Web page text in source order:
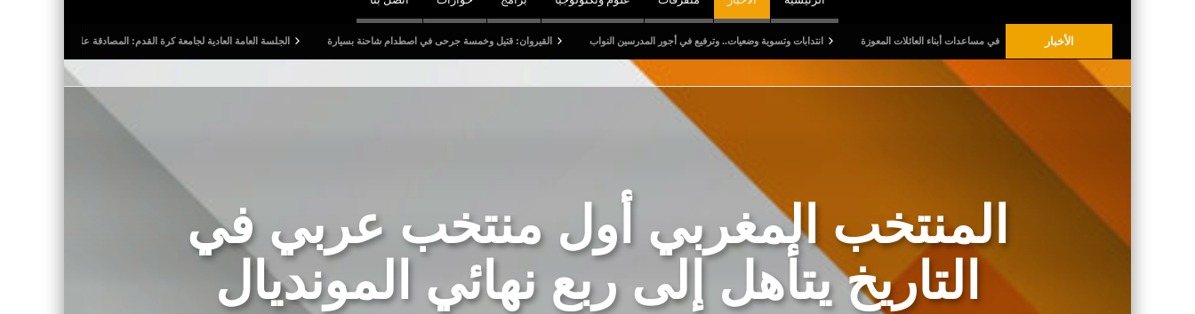
الأخبار
قبل العودة المدرسية: الترفيع في مساعدات أبناء العائلات المعوزة انتدابات وتسوية وضعيات.. وترفيع في أجور المدرسين النواب القيروان: قتيل وخمسة جرحى في اصطدام شاحنة بسيارة الجلسة العامة العادية لجامعة كرة القدم: المصادقة على التقريرين الأدبي والمالي للمواسم
المنتخب المغربي أول منتخب عربي في
التاريخ يتأهل إلى ربع نهائي المونديال